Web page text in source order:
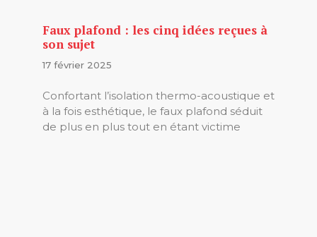
Faux plafond : les cinq idées reçues à
son sujet
17 février 2025
Confortant l’isolation thermo-acoustique et
à la fois esthétique, le faux plafond séduit
de plus en plus tout en étant victime